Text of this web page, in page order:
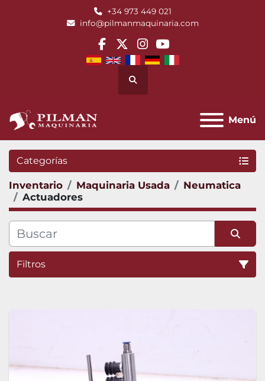
+34 973 449 021
info@pilmanmaquinaria.com
facebook
twitterinstagram
youtube
Buscar
Menú
Categorías
Inventario Maquinaria Usada
Neumatica
Actuadores
Filtros